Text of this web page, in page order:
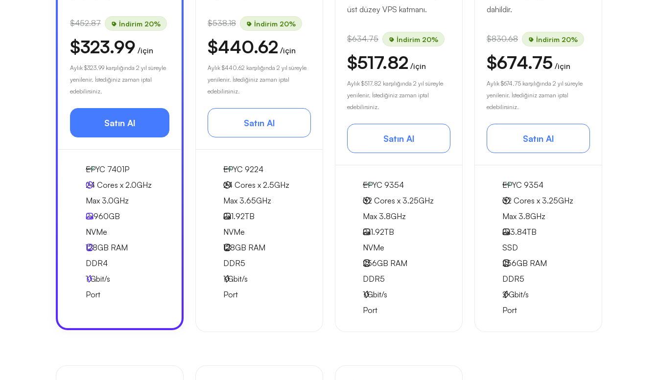
$452.87 İndirim 20%
$323.99 /için
Aylık $323.99 karşılığında 2 yıl süreyle
yenilenir. İstediğiniz zaman iptal
edebilirsiniz.
Satın Al
EPYC 7401P
24 Cores x 2.0GHz
Max 3.0GHz
2x960GB
NVMe
128GB RAM
DDR4
1Gbit/s
Port
$538.18 İndirim 20%
$440.62 /için
Aylık $440.62 karşılığında 2 yıl süreyle
yenilenir. İstediğiniz zaman iptal
edebilirsiniz.
Satın Al
EPYC 9224
24 Cores x 2.5GHz
Max 3.65GHz
2x1.92TB
NVMe
128GB RAM
DDR5
1Gbit/s
Port
üst düzey VPS katmanı.
$634.75 İndirim 20%
$517.82 /için
Aylık $517.82 karşılığında 2 yıl süreyle
yenilenir. İstediğiniz zaman iptal
edebilirsiniz.
Satın Al
EPYC 9354
32 Cores x 3.25GHz
Max 3.8GHz
2x1.92TB
NVMe
256GB RAM
DDR5
1Gbit/s
Port
dahildir.
$830.68 İndirim 20%
$674.75 /için
Aylık $674.75 karşılığında 2 yıl süreyle
yenilenir. İstediğiniz zaman iptal
edebilirsiniz.
Satın Al
EPYC 9354
32 Cores x 3.25GHz
Max 3.8GHz
2x3.84TB
SSD
256GB RAM
DDR5
2Gbit/s
Port